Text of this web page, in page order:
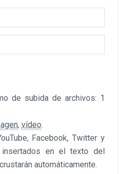
de subida de archivos: 1
,vídeo.
Facebook, Twitter y
en el texto del
automáticamente.